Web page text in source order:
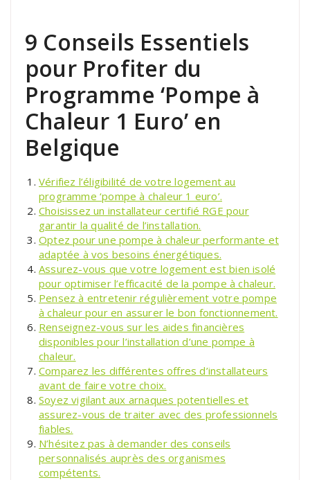
9 Conseils Essentiels
pour Profiter du
Programme ‘Pompe à
Chaleur 1 Euro’ en
Belgique
Vérifiez l’éligibilité de votre logement au
programme ‘pompe à chaleur 1 euro’.
Choisissez un installateur certifié RGE pour
garantir la qualité de l’installation.
Optez pour une pompe à chaleur performante et
adaptée à vos besoins énergétiques.
Assurez-vous que votre logement est bien isolé
pour optimiser l’efficacité de la pompe à chaleur.
Pensez à entretenir régulièrement votre pompe
à chaleur pour en assurer le bon fonctionnement.
Renseignez-vous sur les aides financières
disponibles pour l’installation d’une pompe à
chaleur.
Comparez les différentes offres d’installateurs
avant de faire votre choix.
Soyez vigilant aux arnaques potentielles et
assurez-vous de traiter avec des professionnels
fiables.
N’hésitez pas à demander des conseils
personnalisés auprès des organismes
compétents.